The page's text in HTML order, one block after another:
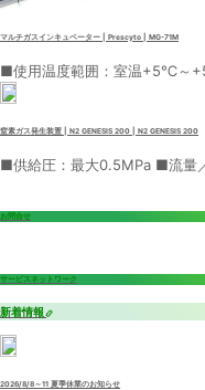
マルチガスインキュベーター | Prescyto | MG-71M
■使用温度範囲：室温+5℃～
窒素ガス発生装置 | N2 GENESIS 200 | N2 GENESIS 200
■供給圧：最大0.5MPa ■流量
お問合せ
サービスネットワーク
新着情報
2026/8/8～11 夏季休業のお知らせ